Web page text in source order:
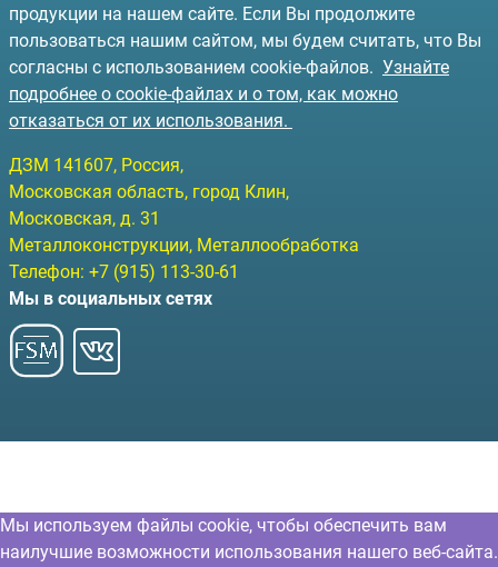
продукции на нашем сайте. Если Вы продолжите
пользоваться нашим сайтом, мы будем считать, что Вы
согласны с использованием cookie-файлов. Узнайте
подробнее о cookie-файлах и о том, как можно
отказаться от их использования.
ДЗМ 141607, Россия,
Московская область, город Клин,
Московская, д. 31
Металлоконструкции, Металлообработка
Телефон: +7 (915) 113-30-61
Мы в социальных сетях
Мы используем файлы cookie, чтобы обеспечить вам
наилучшие возможности использования нашего веб-сайта.